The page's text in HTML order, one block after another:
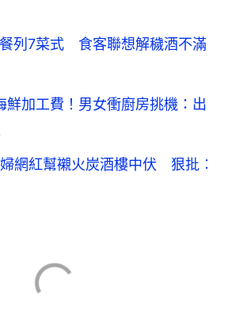
列7菜式 食客聯想解穢酒不滿
加工費！男女衝廚房挑機：出
網紅幫襯火炭酒樓中伏 狠批︰